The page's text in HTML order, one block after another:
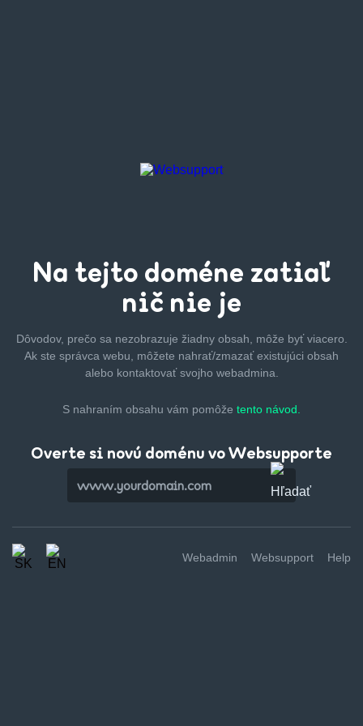
Na tejto doméne zatiaľ
nič nie je
Dôvodov, prečo sa nezobrazuje žiadny obsah, môže byťviacero.
Ak ste správca webu, môžete nahrať/zmazaťexistujúci obsah
alebo kontaktovať svojho webadmina.
S nahraním obsahu vám pomôže tento návod.
Overte si novú doménu vo Websupporte
Webadmin Websupport Help